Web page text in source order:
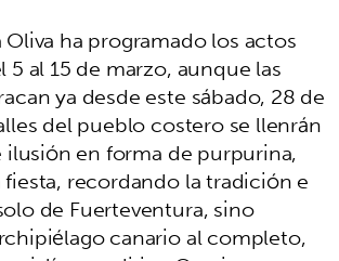
Oliva ha programado los actos
al 15 de marzo, aunque las
ya desde este sábado, 28 de
del pueblo costero se llenrán
en forma de purpurina,
recordando la tradición e
de Fuerteventura, sino
canario al completo,